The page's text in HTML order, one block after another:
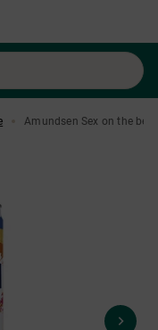
Amundsen Sex on the